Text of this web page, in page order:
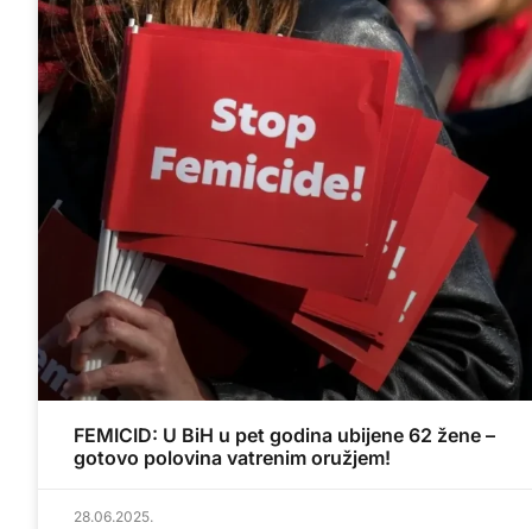
FEMICID: U BiH u pet godina ubijene 62 žene –
gotovo polovina vatrenim oružjem!
28.06.2025.